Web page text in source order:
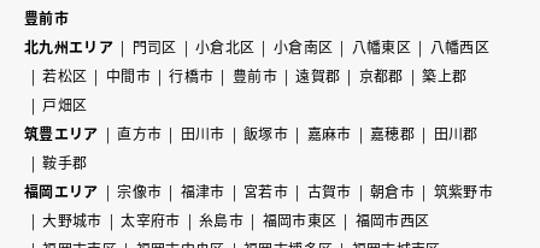
豊前市
北九州エリア
門司区 小倉北区 小倉南区 八幡東区
八幡西区
若松区
中間市 行橋市 豊前市 遠賀郡 京都郡
築上郡
戸畑区
筑豊エリア
直方市 田川市 飯塚市 嘉麻市 嘉穂郡
田川郡
鞍手郡
福岡エリア
宗像市 福津市 宮若市 古賀市 朝倉市
筑紫野市
大野城市
太宰府市 糸島市 福岡市東区
福岡市西区